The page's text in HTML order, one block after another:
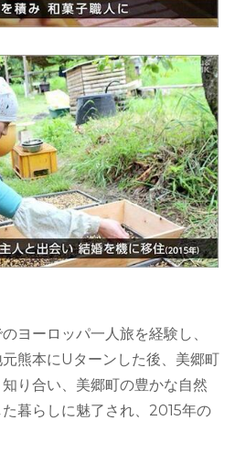
ヨーロッパ一人旅を経験し、
熊本にUターンした後、美郷町
り合い、美郷町の豊かな自然
暮らしに魅了され、2015年の